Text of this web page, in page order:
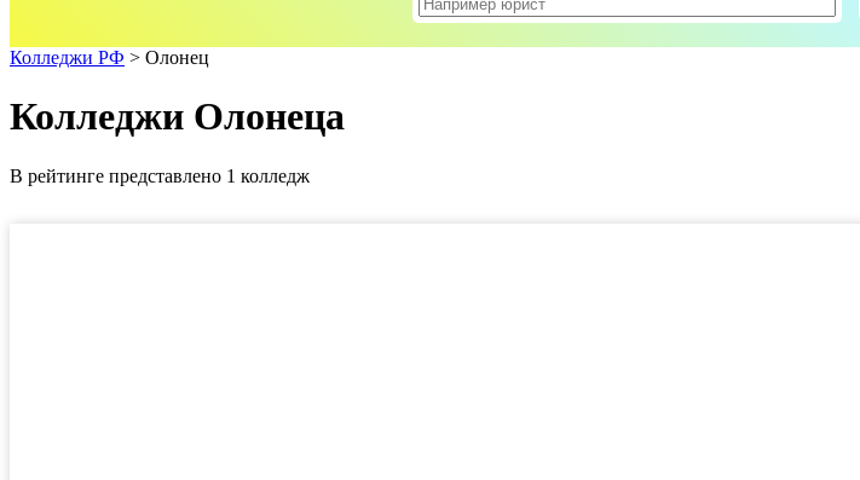
Колледжи РФ > Олонец
Колледжи Олонеца
В рейтинге представлено 1 колледж